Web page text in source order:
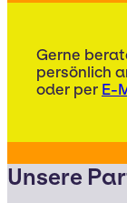
Gerne
persönlich
oder per E-
Unsere